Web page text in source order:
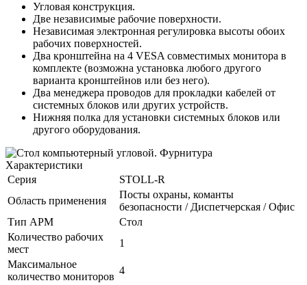
Угловая конструкция.
Две независимые рабочие поверхности.
Независимая электронная регулировка высоты обоих
рабочих поверхностей.
Два кронштейна на 4 VESA совместимых монитора в
комплекте (возможна установка любого другого
варианта кронштейнов или без него).
Два менеджера проводов для прокладки кабелей от
системных блоков или других устройств.
Нижняя полка для установки системных блоков или
другого оборудования.
Характеристики
Серия
STOLL-R
Область применения
Посты охраны, команты
безопасности / Диспетчерская / Офис
Тип АРМ
Стол
Количество рабочих
мест
1
Максимальное
количество мониторов
4